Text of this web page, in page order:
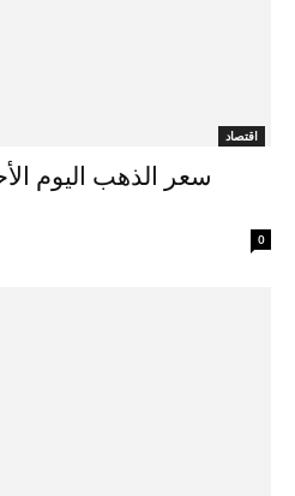
اقتصاد
0